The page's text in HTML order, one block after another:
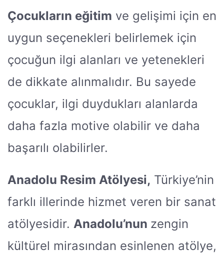
Çocukların eğitim ve gelişimi için en
uygun seçenekleri belirlemek için
çocuğun ilgi alanları ve yetenekleri
de dikkate alınmalıdır. Bu sayede
çocuklar, ilgi duydukları alanlarda
daha fazla motive olabilir ve daha
başarılı olabilirler.
Anadolu Resim Atölyesi, Türkiye’nin
farklı illerinde hizmet veren bir sanat
atölyesidir. Anadolu’nun zengin
kültürel mirasından esinlenen atölye,